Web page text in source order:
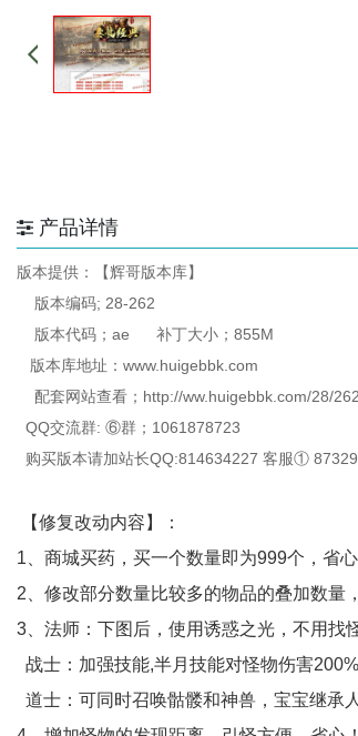
产品详情
版本提供：【辉哥版本库】
版本编码; 28-262
版本代码；ae 补丁大小；855M
版本库地址：www.huigebbk.com
配套网站查看；http://ww.huigebbk.com/28/262
QQ交流群: ⑥群；1061878723
购买版本请加站长QQ:814634227 客服①
【修复改动内容】：
1、商城买药，买一个数量即为999个，省心
2、修改部分数量比较多的物品的叠加数量
3、法师：下图后，使用诱惑之光，不用找
战士：加强技能,半月技能对怪物伤害
道士：可同时召唤骷髅和神兽，宝宝继承